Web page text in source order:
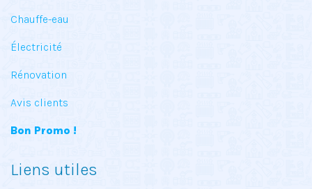
Chauffe-eau
Électricité
Rénovation
Avis clients
Bon Promo !
Liens utiles